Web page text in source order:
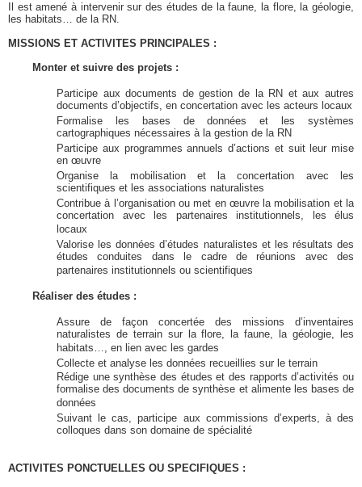
Il est amené à intervenir sur des études de la faune, la flore, la géologie,
les habitats… de la RN.
MISSIONS ET ACTIVITES PRINCIPALES :
Monter et suivre des projets :
Participe aux documents de gestion de la RN et aux autres
documents d’objectifs, en concertation avec les acteurs locaux
Formalise les bases de données et les systèmes
cartographiques nécessaires à la gestion de la RN
Participe aux programmes annuels d’actions et suit leur mise
en œuvre
Organise la mobilisation et la concertation avec les
scientifiques et les associations naturalistes
Contribue à l’organisation ou met en œuvre la mobilisation et la
concertation avec les partenaires institutionnels, les élus
locaux
Valorise les données d’études naturalistes et les résultats des
études conduites dans le cadre de réunions avec des
partenaires institutionnels ou scientifiques
Réaliser des études :
Assure de façon concertée des missions d’inventaires
naturalistes de terrain sur la flore, la faune, la géologie, les
habitats…, en lien avec les gardes
Collecte et analyse les données recueillies sur le terrain
Rédige une synthèse des études et des rapports d’activités ou
formalise des documents de synthèse et alimente les bases de
données
Suivant le cas, participe aux commissions d’experts, à des
colloques dans son domaine de spécialité
ACTIVITES PONCTUELLES OU SPECIFIQUES :